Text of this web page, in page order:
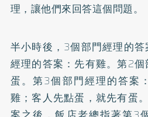
理，讓他們來回答這個問題。
半小時後，3個部門經理的
經理的答案：先有雞。第2
蛋。第3個部門經理的答案
雞；客人先點蛋，就先有蛋